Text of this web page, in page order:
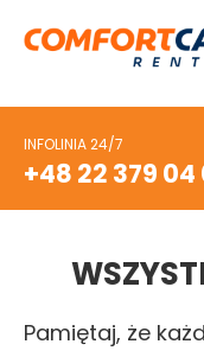
INFOLINIA 24/7
+48 22 379 04
Pamiętaj, że